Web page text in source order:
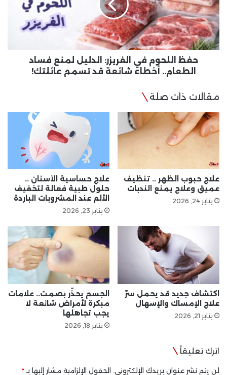
الدليل
لمنع
فساد
الطعام..
أخطاء
عائلتك!
حفظ اللحوم في الفريزر: الدليل لمنع فساد
الطعام.. أخطاء شائعة قد تسمم عائلتك!
مقالات ذات صلة
علاج حبوب الظهر .. تنظيف
عميق وعلاج يمنع الندبات
يناير 24, 2026
علاج حساسية الأسنان ..
حلول طبية فعالة لتخفيف
الألم عند المشروبات الباردة
يناير 23, 2026
اكتشاف جديد قد يحمل سرّ
علاج الإمساك والإسهال
يناير 21, 2026
الجسم يحذّر بصمت.. علامات
مبكرة لأمراض شائعة لا
يجب تجاهلها
يناير 18, 2026
اترك تعليقاً
لن يتم نشر عنوان بريدك الإلكتروني. الحقول الإلزامية مشار إليها بـ *